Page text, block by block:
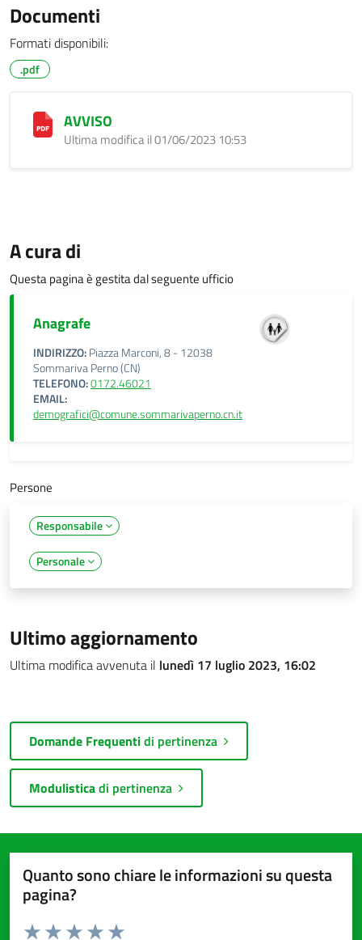
Documenti
Formati disponibili:
.pdf
AVVISO
Ultima modifica il 01/06/2023 10:53
A cura di
Questa pagina è gestita dal seguente ufficio
Anagrafe
INDIRIZZO:Piazza Marconi, 8 - 12038
Sommariva Perno (CN)
TELEFONO:0172.46021
EMAIL:
demografici@comune.sommarivaperno.cn.it
Persone
Responsabile
Personale
Ultimo aggiornamento
Ultima modifica avvenuta il lunedì 17 luglio 2023, 16:02
Domande Frequentidi pertinenza
Modulisticadi pertinenza
Quanto sono chiare le informazioni su questa
pagina?
Valuta da 1 a 5 stelle la pagina